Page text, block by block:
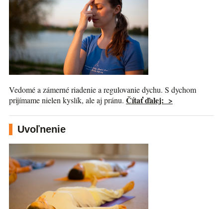
Vedomé a zámerné riadenie a regulovanie dychu. S dychom
prijímame nielen kyslík, ale aj pránu. Čítať ďalej: >
Uvoľnenie